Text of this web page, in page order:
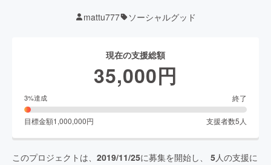
mattu777 ソーシャルグッド
現在の支援総額
35,000円
3%達成 終了
目標金額1,000,000円 支援者数5 人
このプロジェクトは、 2019/11/25に募集を開始し、 5人の支援に